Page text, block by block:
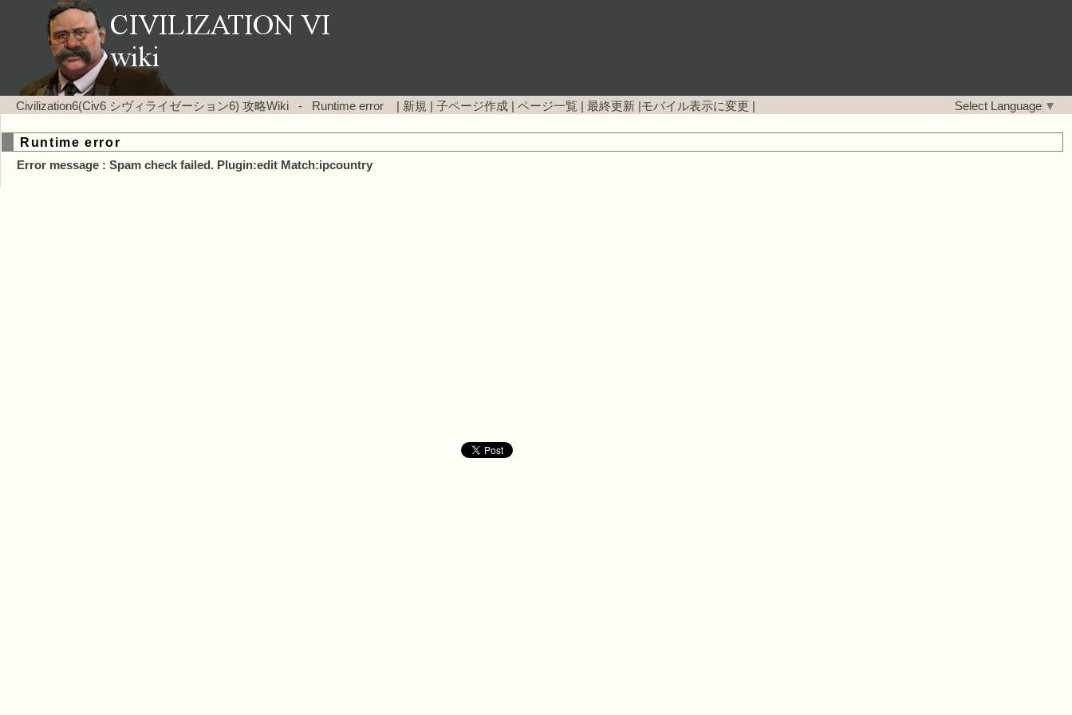
Civilization6(Civ6 シヴィライゼーション6) 攻略Wiki - Runtime error | 新規 子ページ作成 ページ一覧 最終更新 モバイル表示に変更 Select Language ▼
Runtime error
Error message : Spam check failed. Plugin:edit Match:ipcountry